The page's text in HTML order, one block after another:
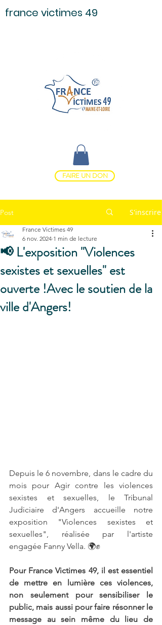
FAIRE UN DON
france victimes 49
Post S'inscrire
📢 L'exposition "Violences
sexistes et sexuelles" est
ouverte !Avec le soutien de la
ville d'Angers!
France Victimes 49
6 nov. 2024 1 min de lecture
Depuis le 6 novembre, dans le cadre du
mois pour Agir contre les violences
sexistes et sexuelles, le Tribunal
Judiciaire d'Angers accueille notre
exposition "Violences sexistes et
sexuelles", réalisée par l'artiste
engagée Fanny Vella. 🌍✊
Pour France Victimes 49, il est essentiel
de mettre en lumière ces violences,
non seulement pour sensibiliser le
public, mais aussi pour faire résonner le
message au sein même du lieu de